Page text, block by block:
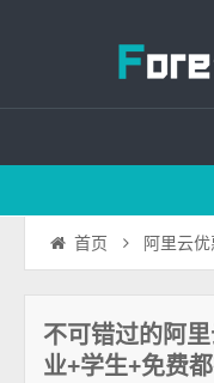
首页 阿里云优
不可错过的阿
业+学生+免费